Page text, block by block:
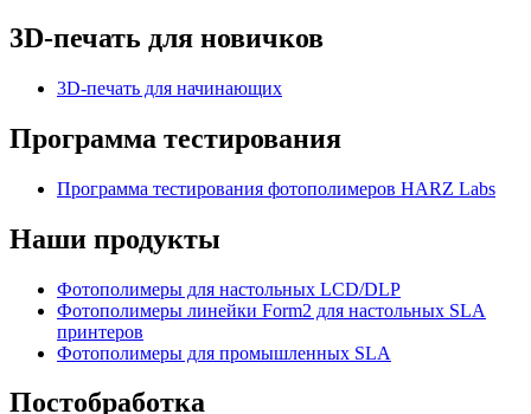
3D-печать для новичков
3D-печать для начинающих
Программа тестирования
Программа тестирования фотополимеров HARZ Labs
Наши продукты
Фотополимеры для настольных LCD/DLP
Фотополимеры линейки Form2 для настольных SLA
принтеров
Фотополимеры для промышленных SLA
Постобработка